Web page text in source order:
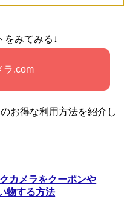
をみてみる↓
ラ.com
お得な利用方法を紹介し
カメラをクーポンや
物する方法